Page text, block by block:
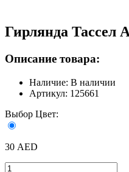
Гирлянда Тассел
Описание товара:
Наличие: В наличии
Артикул: 125661
Выбор Цвет:
30 AED